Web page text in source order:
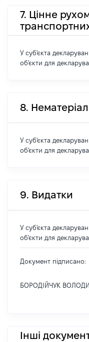
7. Цінне
У суб'єкта
об'єкти для
8.
У суб'єкта
об'єкти для
9. Видатки
У суб'єкта
об'єкти для
Документ підписано:
БОРОДІЙЧУК
Інші